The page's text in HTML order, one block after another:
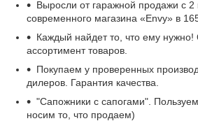
Выросли от гаражной продажи с 2
современного магазина «Envy» в
Каждый найдет то, что ему
ассортимент товаров.
Покупаем у проверенных
дилеров. Гарантия качества.
"Сапожники с сапогами".
носим то, что продаем)